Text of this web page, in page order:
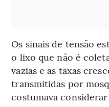
Os sinais de tensão
o lixo que não é
vazias e as taxas
transmitidas por
costumava